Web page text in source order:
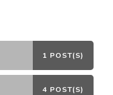
1 POST(S)
4 POST(S)